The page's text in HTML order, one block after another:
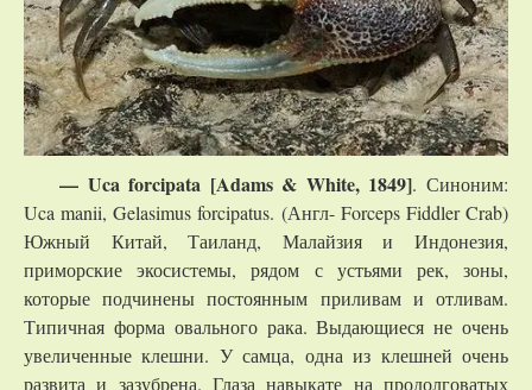
— Uca forcipata [Adams & White, 1849]. Синоним:
Uca manii, Gelasimus forcipatus. (Англ- Forceps Fiddler Crab)
Южный Китай, Таиланд, Малайзия и Индонезия,
приморские экосистемы, рядом с устьями рек, зоны,
которые подчинены постоянным приливам и отливам.
Типичная форма овального рака. Выдающиеся не очень
увеличенные клешни. У самца, одна из клешней очень
развита и зазубрена. Глаза навыкате на продолговатых